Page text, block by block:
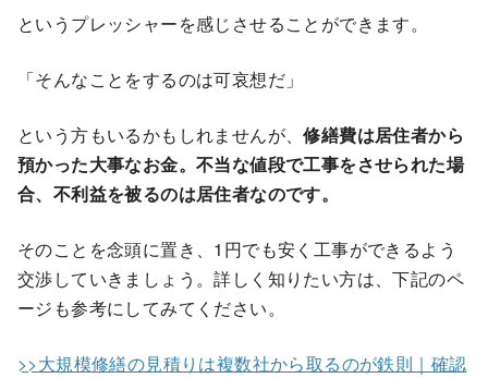
というプレッシャーを感じさせることができます。
「そんなことをするのは可哀想だ」
という方もいるかもしれませんが、修繕費は居住者から
預かった大事なお金。不当な値段で工事をさせられた場
合、不利益を被るのは居住者なのです。
そのことを念頭に置き、1円でも安く工事ができるよう
交渉していきましょう。詳しく知りたい方は、下記のペ
ージも参考にしてみてください。
>>大規模修繕の見積りは複数社から取るのが鉄則｜確認